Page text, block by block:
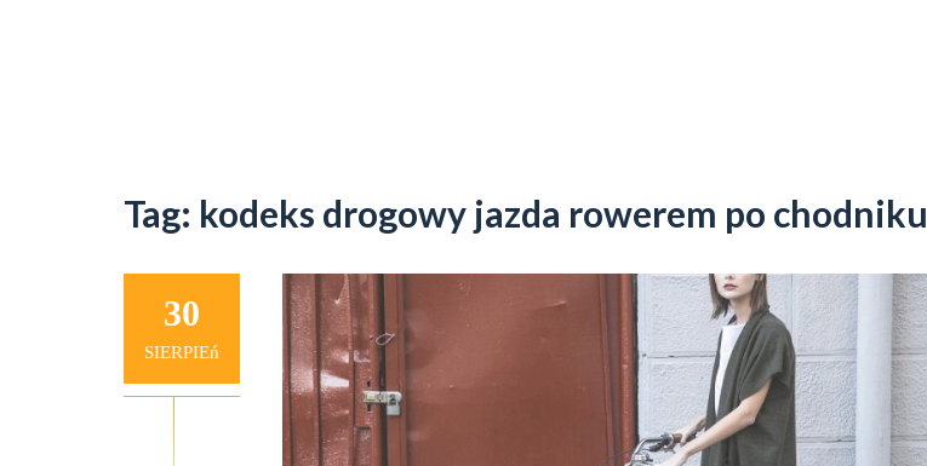
Tag: kodeks drogowy jazda rowerem po chodniku
30
SIERPIEń